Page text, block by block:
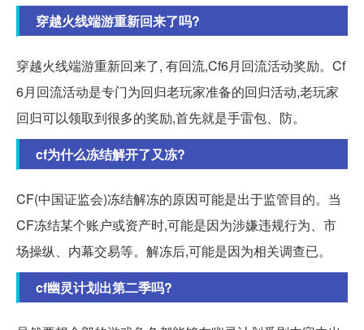
穿越火线端游重新回来了吗?
穿越火线端游重新回来了, 有回流,Cf6月回流活动奖励。Cf
6月回流活动是专门为回归老玩家准备的回归活动,老玩家
回归可以领取到很多的奖励,首先就是手雷包、防。
cf为什么冻结解开了又冻?
CF(中国证监会)冻结解冻的原因可能是出于监管目的。当
CF冻结某个账户或资产时,可能是因为涉嫌违规行为、市
场操纵、内幕交易等。解冻后,可能是因为相关调查已。
cf幽灵计划出第二季吗?